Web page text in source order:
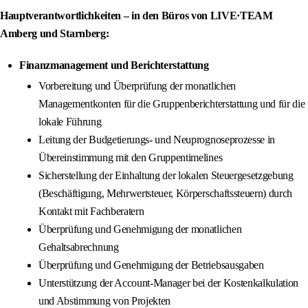
Hauptverantwortlichkeiten – in den Büros von LIVE·TEAM
Amberg und Starnberg:
Finanzmanagement und Berichterstattung
Vorbereitung und Überprüfung der monatlichen
Managementkonten für die Gruppenberichterstattung und für die
lokale Führung
Leitung der Budgetierungs- und Neuprognoseprozesse in
Übereinstimmung mit den Gruppentimelines
Sicherstellung der Einhaltung der lokalen Steuergesetzgebung
(Beschäftigung, Mehrwertsteuer, Körperschaftssteuern) durch
Kontakt mit Fachberatern
Überprüfung und Genehmigung der monatlichen
Gehaltsabrechnung
Überprüfung und Genehmigung der Betriebsausgaben
Unterstützung der Account-Manager bei der Kostenkalkulation
und Abstimmung von Projekten